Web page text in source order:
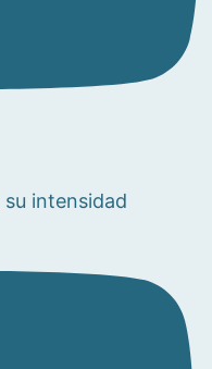
intensidad